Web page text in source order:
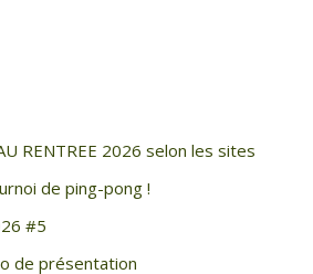
RENTREE 2026 selon les sites
de ping-pong !
#5
de présentation